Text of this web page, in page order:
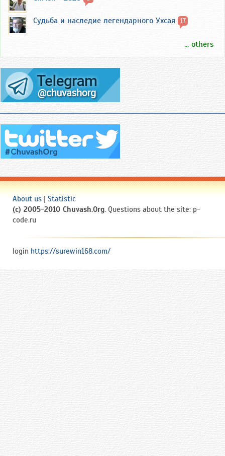
Судьба и наследие легендарного Ухсая 17
... others
About us | Statistic
(c) 2005-2010 Chuvash.Org. Questions about the site: p-
code.ru
login https://surewin168.com/